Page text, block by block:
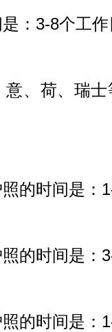
： 3-8个工作
、荷、瑞
的时间是：
的时间是：
的时间是：